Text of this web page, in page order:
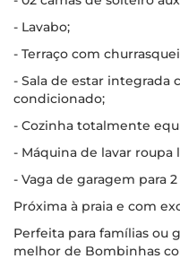
- Lavabo;
- Terraço com
- Sala de estar integrada
condicionado;
- Cozinha totalmente
- Máquina de lavar roupa
- Vaga de garagem para 2
Próxima à praia e com
Perfeita para famílias ou
melhor de Bombinhas